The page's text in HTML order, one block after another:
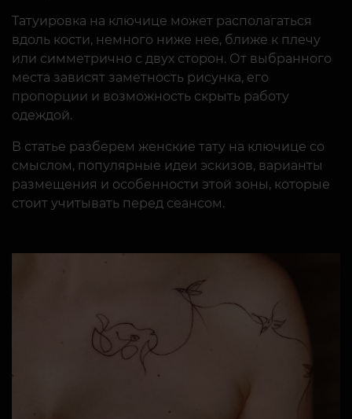
Татуировка на ключице может располагаться
вдоль кости, немного ниже нее, ближе к плечу
или симметрично с двух сторон. От выбранного
места зависят заметность рисунка, его
пропорции и возможность скрыть работу
одеждой.
В статье разберем женские тату на ключице со
смыслом, популярные идеи эскизов, варианты
размещения и особенности этой зоны, которые
стоит учитывать перед сеансом.